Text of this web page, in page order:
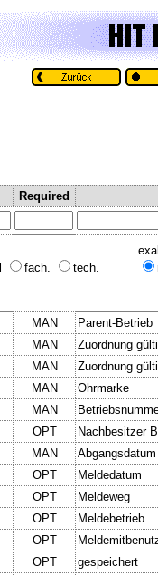
Required
fach. tech.
MAN
Parent-Betrieb
MAN
Zuordnung
MAN
Zuordnung
MAN
Ohrmarke
MAN
OPT
Nachbesitzer
MAN
Abgangsdatum
OPT
Meldedatum
OPT
Meldeweg
OPT
Meldebetrieb
OPT
OPT
gespeichert